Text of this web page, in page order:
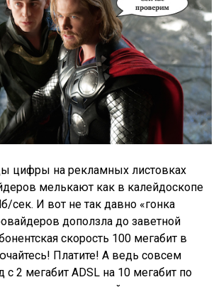
цифры на рекламных листовках
мелькают как в калейдоскопе
сек. И вот не так давно «гонка
доползла до заветной
скорость 100 мегабит в
Платите! А ведь совсем
с 2 мегабит ADSL на 10 мегабит по